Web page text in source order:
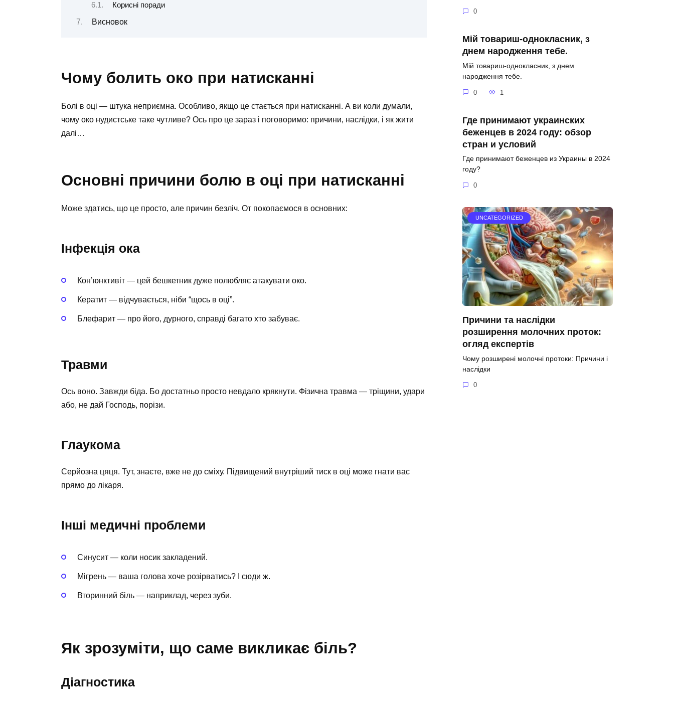
Корисні поради
Висновок
Чому болить око при натисканні
Болі в оці — штука неприємна. Особливо, якщо це стається при натисканні. А ви коли думали,
чому око нудистське таке чутливе? Ось про це зараз і поговоримо: причини, наслідки, і як жити
далі…
Основні причини болю в оці при натисканні
Може здатись, що це просто, але причин безліч. От покопаємося в основних:
Інфекція ока
Кон’юнктивіт — цей бешкетник дуже полюбляє атакувати око.
Кератит — відчувається, ніби “щось в оці”.
Блефарит — про його, дурного, справді багато хто забуває.
Травми
Ось воно. Завжди біда. Бо достатньо просто невдало крякнути. Фізична травма — тріщини, удари
або, не дай Господь, порізи.
Глаукома
Серйозна цяця. Тут, знаєте, вже не до сміху. Підвищений внутріший тиск в оці може гнати вас
прямо до лікаря.
Інші медичні проблеми
Синусит — коли носик закладений.
Мігрень — ваша голова хоче розірватись? І сюди ж.
Вторинний біль — наприклад, через зуби.
Як зрозуміти, що саме викликає біль?
Діагностика
0
Мій товариш-однокласник, з
днем народження тебе.
Мій товариш-однокласник, з днем
народження тебе.
0 1
Где принимают украинских
беженцев в 2024 году: обзор
стран и условий
Где принимают беженцев из Украины в 2024
году?
0
UNCATEGORIZED
Причини та наслідки
розширення молочних проток:
огляд експертів
Чому розширені молочні протоки: Причини і
наслідки
0